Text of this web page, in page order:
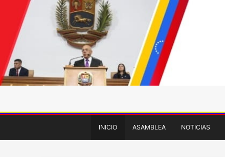
INICIO ASAMBLEA NOTICIAS